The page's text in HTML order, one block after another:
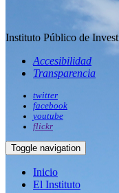
Instituto Público de
Accesibilidad
Transparencia
twitter
facebook
youtube
flickr
Toggle navigation
Inicio
El Instituto